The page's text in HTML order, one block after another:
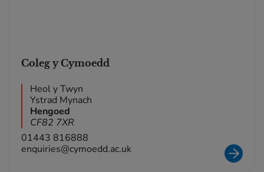
Coleg y Cymoedd
Heol y Twyn
Ystrad Mynach
Hengoed
CF82 7XR
01443 816888
enquiries@cymoedd.ac.uk